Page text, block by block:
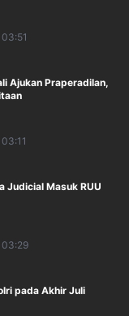
Ajukan Praperadilan,
Judicial Masuk RUU
03:29
pada Akhir Juli